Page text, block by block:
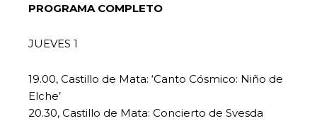
PROGRAMA COMPLETO
JUEVES 1
19.00, Castillo de Mata: ‘Canto Cósmico: Niño de
Elche’
20.30, Castillo de Mata: Concierto de Svesda